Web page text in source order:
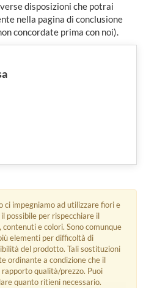
disposizioni che potrai
nella pagina di conclusione
concordate prima con noi).
ci impegniamo ad utilizzare fiori e
possibile per rispecchiare il
e colori. Sono comunque
elementi per difficoltà di
del prodotto. Tali sostituzioni
ordinante a condizione che il
qualità/prezzo. Puoi
quanto ritieni necessario.